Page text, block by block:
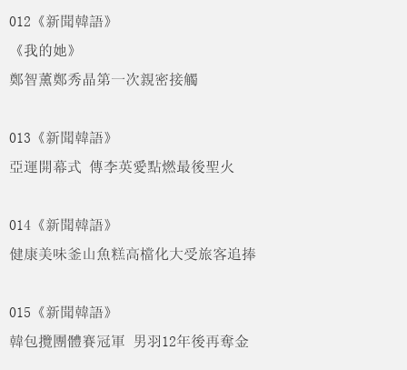
012《新聞韓語》
《我的她》
鄭智薰鄭秀晶第一次親密接觸
013《新聞韓語》
亞運開幕式 傳李英愛點燃最後聖火
014《新聞韓語》
健康美味釜山魚糕高檔化大受旅客追捧
015《新聞韓語》
韓包攬團體賽冠軍 男羽12年後再奪金